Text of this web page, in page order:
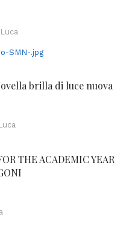
brilla di luce nuova
THE ACADEMIC YEAR